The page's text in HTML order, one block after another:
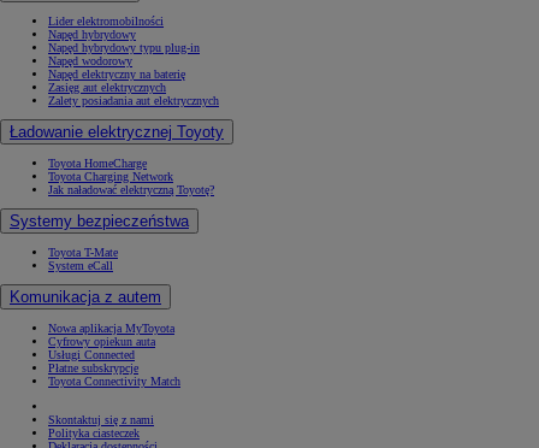
Lider elektromobilności
Napęd hybrydowy
Napęd hybrydowy typu plug-in
Napęd wodorowy
Napęd elektryczny na baterię
Zasięg aut elektrycznych
Zalety posiadania aut elektrycznych
Ładowanie elektrycznej Toyoty
Toyota HomeCharge
Toyota Charging Network
Jak naładować elektryczną Toyotę?
Systemy bezpieczeństwa
Toyota T-Mate
System eCall
Komunikacja z autem
Nowa aplikacja MyToyota
Cyfrowy opiekun auta
Usługi Connected
Płatne subskrypcje
Toyota Connectivity Match
Skontaktuj się z nami
Polityka ciasteczek